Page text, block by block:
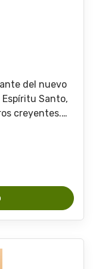
del nuevo
Santo,
creyentes.